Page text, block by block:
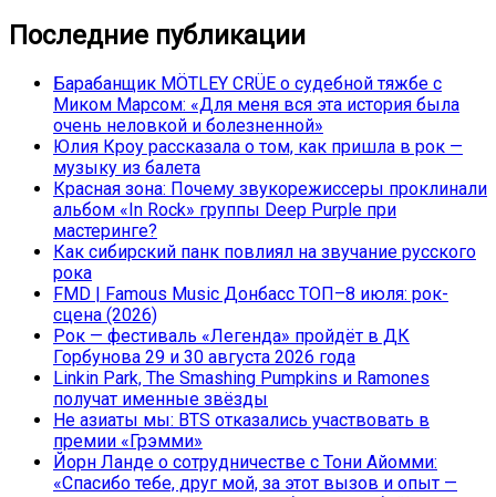
Последние публикации
Барабанщик MÖTLEY CRÜE о судебной тяжбе с
Миком Марсом: «Для меня вся эта история была
очень неловкой и болезненной»
Юлия Кроу рассказала о том, как пришла в рок —
музыку из балета
Красная зона: Почему звукорежиссеры проклинали
альбом «In Rock» группы Deep Purple при
мастеринге?
Как сибирский панк повлиял на звучание русского
рока
FMD | Famous Music Донбасс ТОП–8 июля: рок-
сцена (2026)
Рок — фестиваль «Легенда» пройдёт в ДК
Горбунова 29 и 30 августа 2026 года
Linkin Park, The Smashing Pumpkins и Ramones
получат именные звёзды
Не азиаты мы: BTS отказались участвовать в
премии «Грэмми»
Йорн Ланде о сотрудничестве с Тони Айомми:
«Спасибо тебе, друг мой, за этот вызов и опыт —